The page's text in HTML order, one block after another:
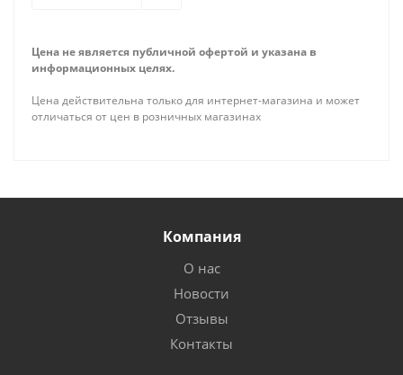
Цена не является публичной офертой и указана в
информационных целях.
Цена действительна только для интернет-магазина и может
отличаться от цен в розничных магазинах
Компания
О нас
Новости
Отзывы
Контакты